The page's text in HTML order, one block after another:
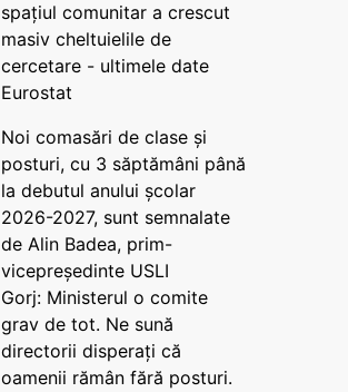
spațiul comunitar a crescut
masiv cheltuielile de
cercetare - ultimele date
Eurostat
Noi comasări de clase și
posturi, cu 3 săptămâni până
la debutul anului școlar
2026-2027, sunt semnalate
de Alin Badea, prim-
vicepreședinte USLI
Gorj: Ministerul o comite
grav de tot. Ne sună
directorii disperați că
oamenii rămân fără posturi.